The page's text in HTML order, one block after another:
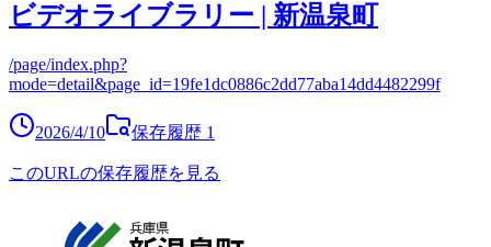
ビデオライブラリー | 新温泉町
/page/index.php?
mode=detail&page_id=19fe1dc0886c2dd77aba14dd4482299f
2026/4/10 保存履歴 1
このURLの保存履歴を見る